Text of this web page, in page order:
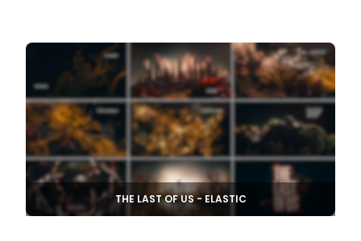
THE LAST OF US - ELASTIC